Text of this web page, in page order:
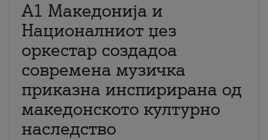
А1 Македонија и
Националниот џез
оркестар создадоа
современа музичка
приказна инспирирана од
македонското културно
наследство